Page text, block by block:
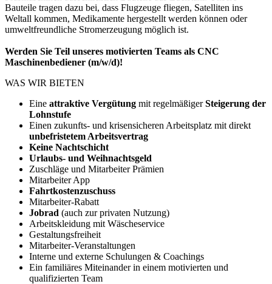
Bauteile tragen dazu bei, dass Flugzeuge fliegen, Satelliten ins
Weltall kommen, Medikamente hergestellt werden können oder
umweltfreundliche Stromerzeugung möglich ist.
Werden Sie Teil unseres motivierten Teams als CNC
Maschinenbediener (m/w/d)!
WAS WIR BIETEN
Eine attraktive Vergütung mit regelmäßigerSteigerung der
Lohnstufe
Einen zukunfts- und krisensicheren Arbeitsplatz mit direkt
unbefristetem Arbeitsvertrag
Keine Nachtschicht
Urlaubs- und Weihnachtsgeld
Zuschläge und Mitarbeiter Prämien
Mitarbeiter App
Fahrtkostenzuschuss
Mitarbeiter-Rabatt
Jobrad (auch zur privaten Nutzung)
Arbeitskleidung mit Wäscheservice
Gestaltungsfreiheit
Mitarbeiter-Veranstaltungen
Interne und externe Schulungen & Coachings
Ein familiäres Miteinander in einem motivierten und
qualifizierten Team